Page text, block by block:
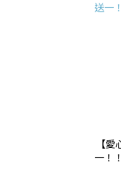
【
一！